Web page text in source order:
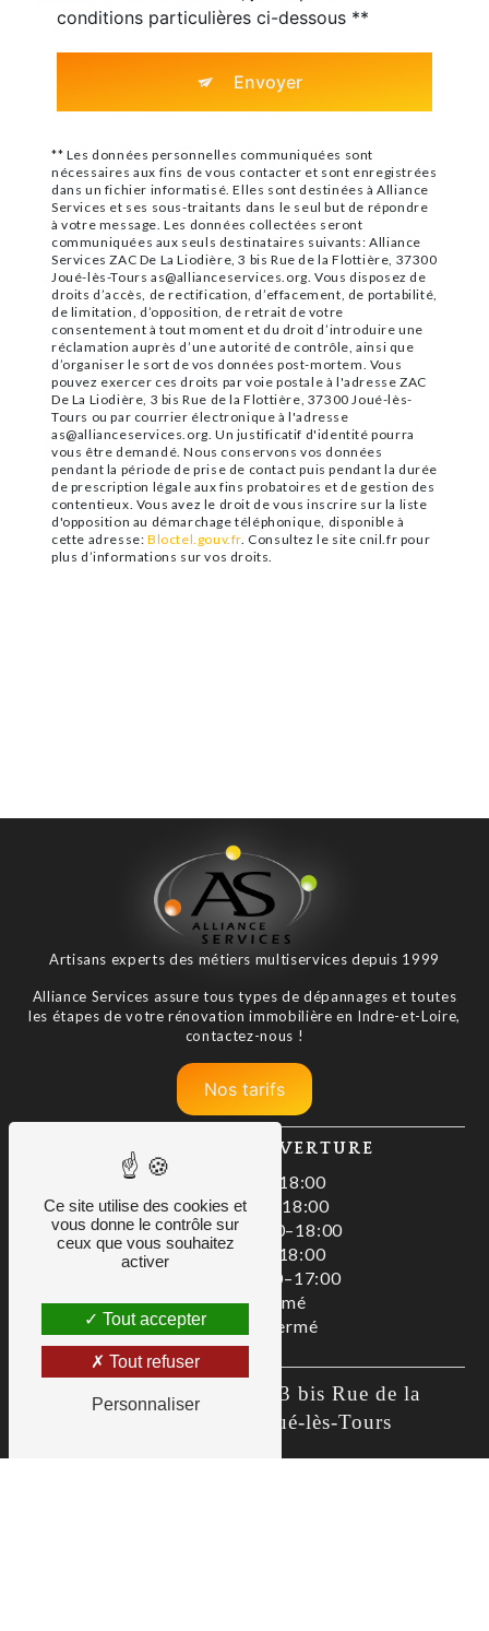
conditions particulières ci-dessous **
Envoyer
** Les données personnelles communiquées sont
nécessaires aux fins de vous contacter et sont enregistrées
dans un fichier informatisé. Elles sont destinées à Alliance
Services et ses sous-traitants dans le seul but de répondre
à votre message. Les données collectées seront
communiquées aux seuls destinataires suivants: Alliance
Services ZAC De La Liodière, 3 bis Rue de la Flottière, 37300
Joué-lès-Tours as@allianceservices.org. Vous disposez de
droits d’accès, de rectification, d’effacement, de portabilité,
de limitation, d’opposition, de retrait de votre
consentement à tout moment et du droit d’introduire une
réclamation auprès d’une autorité de contrôle, ainsi que
d’organiser le sort de vos données post-mortem. Vous
pouvez exercer ces droits par voie postale à l'adresse ZAC
De La Liodière, 3 bis Rue de la Flottière, 37300 Joué-lès-
Tours ou par courrier électronique à l'adresse
as@allianceservices.org. Un justificatif d'identité pourra
vous être demandé. Nous conservons vos données
pendant la période de prise de contact puis pendant la durée
de prescription légale aux fins probatoires et de gestion des
contentieux. Vous avez le droit de vous inscrire sur la liste
d'opposition au démarchage téléphonique, disponible à
cette adresse: Bloctel.gouv.fr . Consultez le site cnil.fr pour
plus d’informations sur vos droits.
Artisans experts des métiers multiservices depuis 1999
Alliance Services assure tous types de dépannages et toutes
les étapes de votre rénovation immobilière en Indre-et-Loire,
contactez-nous !
Nos tarifs
HORAIRES D'OUVERTURE
Lundi : 08:00–18:00
Mardi : 08:00–18:00
Mercredi : 08:00–18:00
Jeudi : 08:00–18:00
Vendredi : 08:00–17:00
Samedi : Fermé
Dimanche : Fermé
Zac De La Liodière, 3 bis Rue de la
Flottière, 37300 Joué-lès-Tours
Ce site utilise des cookies et
vous donne le contrôle sur
ceux que vous souhaitez
activer
Tout accepter
Tout refuser
Personnaliser